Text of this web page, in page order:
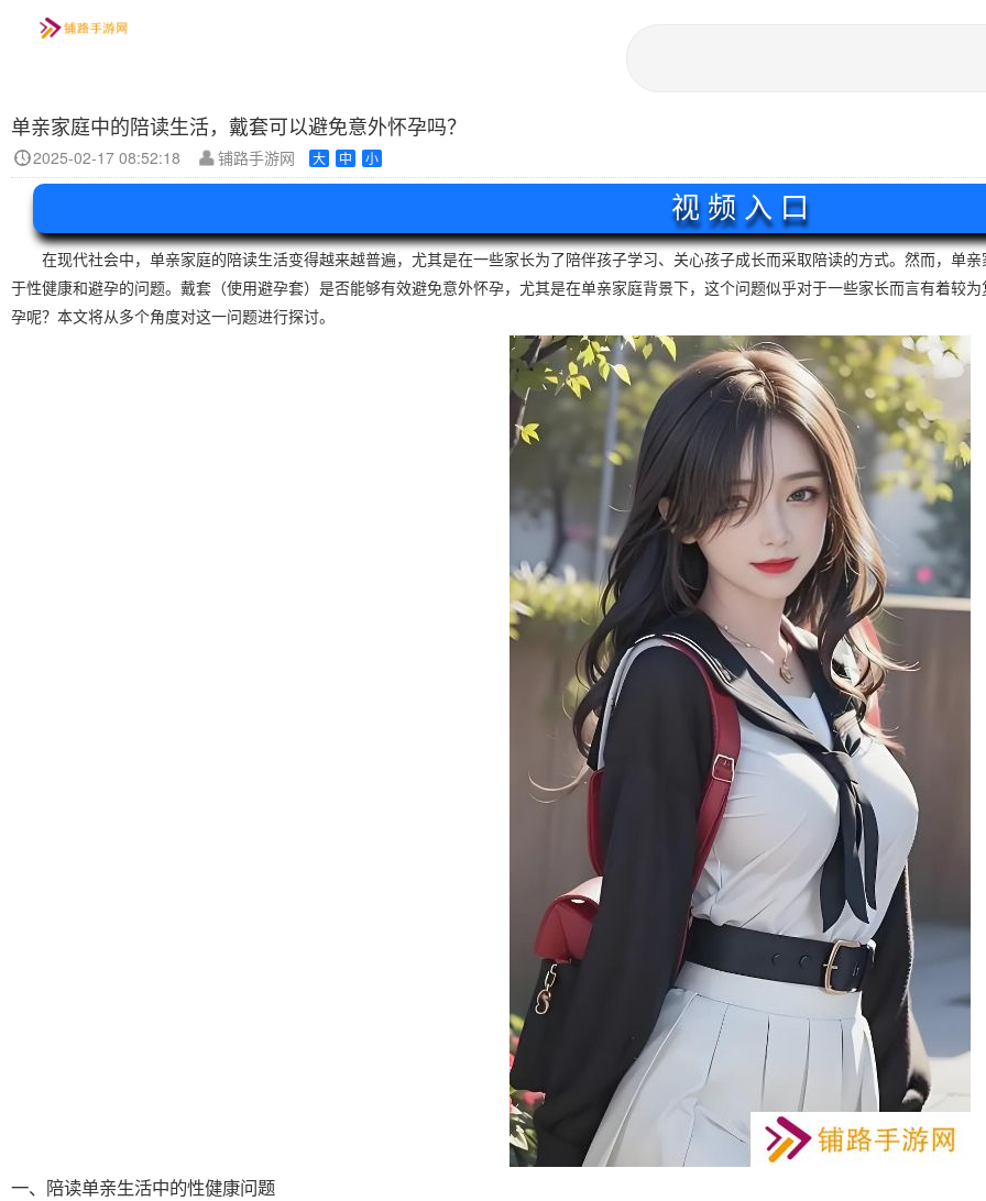
首页 手游 资讯 玩法
单亲家庭中的陪读生活，戴套可以避免意外怀孕吗？
2025-02-17 08:52:18 铺路手游网 大 中 小
视 频 入 口
在现代社会中，单亲家庭的陪读生活变得越来越普遍，尤其是在一些家长为了陪伴孩子学习、关心孩子成长而采取陪读的方式。然而，单
于性健康和避孕的问题。戴套（使用避孕套）是否能够有效避免意外怀孕，尤其是在单亲家庭背景下，这个问题似乎对于一些家长而言有着较
孕呢？本文将从多个角度对这一问题进行探讨。
一、陪读单亲生活中的性健康问题